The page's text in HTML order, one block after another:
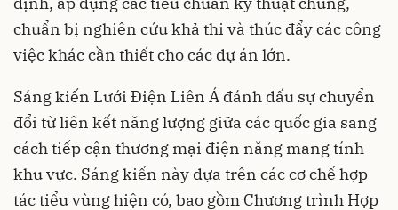
chuẩn bị nghiên cứu khả thi và thúc đẩy các công
việc khác cần thiết cho các dự án lớn.
Sáng kiến Lưới Điện Liên Á đánh dấu sự chuyển
đổi từ liên kết năng lượng giữa các quốc gia sang
cách tiếp cận thương mại điện năng mang tính
khu vực. Sáng kiến này dựa trên các cơ chế hợp
tác tiểu vùng hiện có, bao gồm Chương trình Hợp